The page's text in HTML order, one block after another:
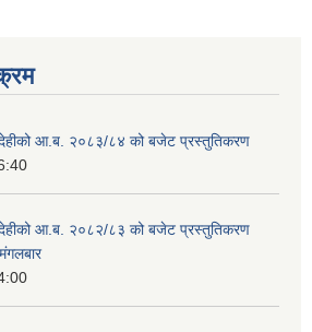
आ.ब. २०८३/८४ को बजेट प्रस्तुतिकरण
आ.ब. २०८२/८३ को बजेट प्रस्तुतिकरण